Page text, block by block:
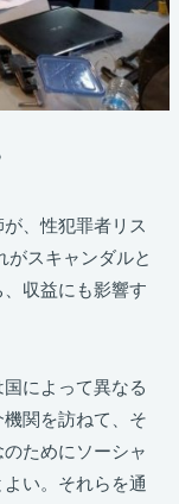
、性犯罪者リス
がスキャンダルと
収益にも影響す
によって異なる
関を訪ねて、そ
ためにソーシャ
い。それらを通